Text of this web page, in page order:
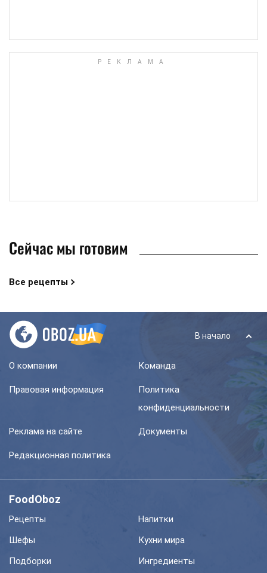
Сейчас мы готовим
Все рецепты
В начало
О компании Команда
Правовая информация
Политика
конфиденциальности
Реклама на сайте Документы
Редакционная политика
FoodOboz
Рецепты
Напитки
Шефы
Кухни мира
Подборки
Ингредиенты